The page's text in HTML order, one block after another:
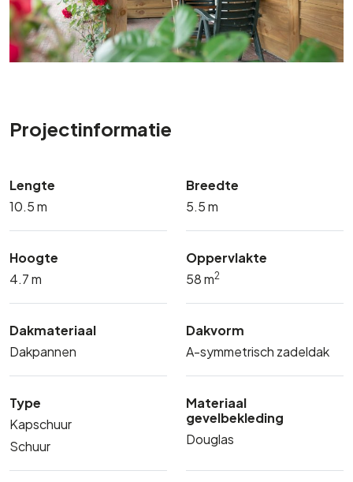
Projectinformatie
Lengte
10.5 m
Breedte
5.5 m
Hoogte
4.7 m
Oppervlakte
58 m2
Dakmateriaal
Dakpannen
Dakvorm
A-symmetrisch zadeldak
Type
Kapschuur
Schuur
Materiaal
gevelbekleding
Douglas